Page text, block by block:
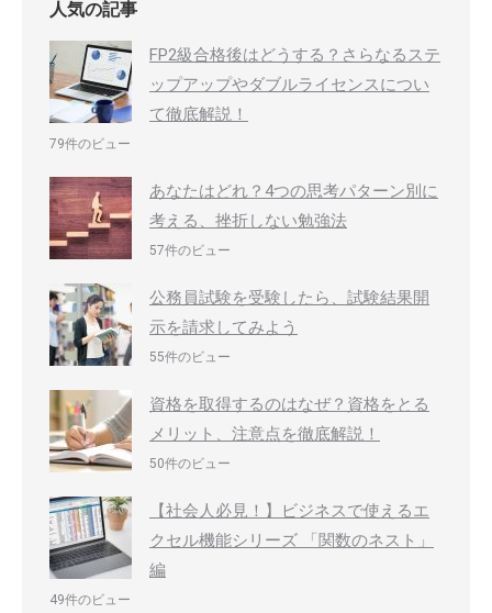
人気の記事
FP2級合格後はどうする？さらなるステ
ップアップやダブルライセンスについ
て徹底解説！
79件のビュー
あなたはどれ？4つの思考パターン別に
考える、挫折しない勉強法
57件のビュー
公務員試験を受験したら、試験結果開
示を請求してみよう
55件のビュー
資格を取得するのはなぜ？資格をとる
メリット、注意点を徹底解説！
50件のビュー
【社会人必見！】ビジネスで使えるエ
クセル機能シリーズ 「関数のネスト」
編
49件のビュー